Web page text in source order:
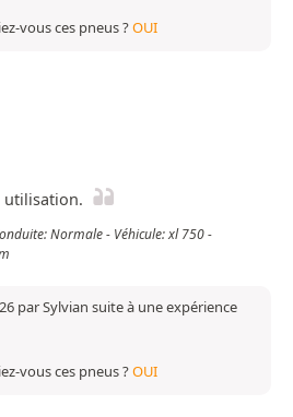
vous ces pneus ?OUI
utilisation.
Normale - Véhicule: xl 750 -
par Sylvian suite à une expérience
vous ces pneus ?OUI